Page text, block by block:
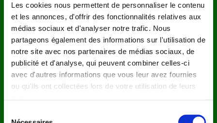
Les cookies nous permettent de personnaliser le contenu
et les annonces, d'offrir des fonctionnalités relatives aux
médias sociaux et d'analyser notre trafic. Nous
partageons également des informations sur l'utilisation de
notre site avec nos partenaires de médias sociaux, de
publicité et d'analyse, qui peuvent combiner celles-ci
avec d'autres informations que vous leur avez fournies
ou qu'ils ont collectées lors de votre utilisation de leurs
91%
Ont moins de fringales
après 2 semaines
87%
Se sentent plus légères
dès la 1ère semaine
78% 96%